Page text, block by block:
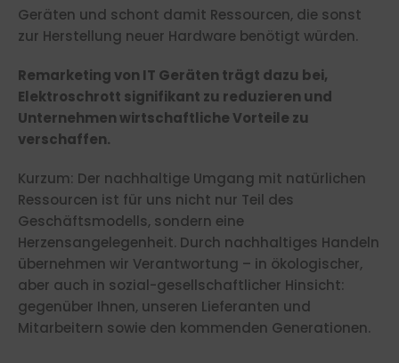
Geräten und schont damit Ressourcen, die sonst
zur Herstellung neuer Hardware benötigt würden.
Remarketing von IT Geräten trägt dazu bei,
Elektroschrott signifikant zu reduzieren und
Unternehmen wirtschaftliche Vorteile zu
verschaffen.
Kurzum: Der nachhaltige Umgang mit natürlichen
Ressourcen ist für uns nicht nur Teil des
Geschäftsmodells, sondern eine
Herzensangelegenheit. Durch nachhaltiges Handeln
übernehmen wir Verantwortung – in ökologischer,
aber auch in sozial-gesellschaftlicher Hinsicht:
gegenüber Ihnen, unseren Lieferanten und
Mitarbeitern sowie den kommenden Generationen.